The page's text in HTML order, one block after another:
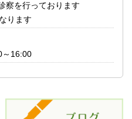
察を行っております
ります
～16:00